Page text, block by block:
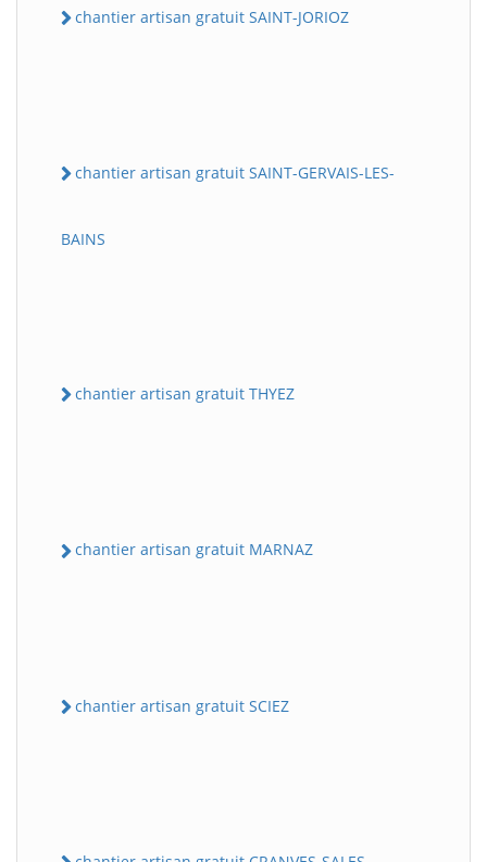
chantier artisan gratuit SAINT-JORIOZ
chantier artisan gratuit SAINT-GERVAIS-LES-
BAINS
chantier artisan gratuit THYEZ
chantier artisan gratuit MARNAZ
chantier artisan gratuit SCIEZ